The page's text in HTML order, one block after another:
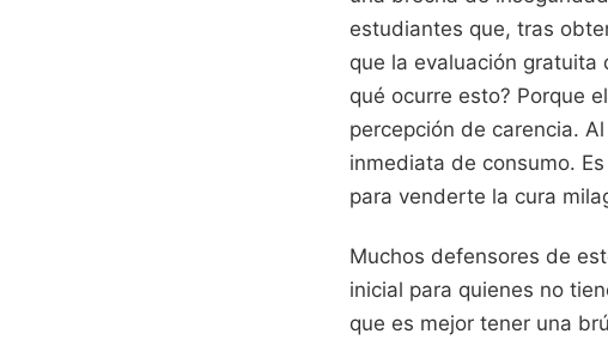
estudiantes que, tras
que la evaluación
qué ocurre esto? Porque
percepción de carencia.
inmediata de consumo.
para venderte la cura
Muchos defensores de
inicial para quienes no
que es mejor tener una